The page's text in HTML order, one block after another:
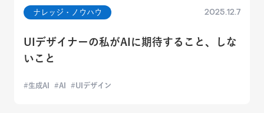
ナレッジ・ノウハウ 2025.12.7
UIデザイナーの私がAIに期待すること、しな
いこと
生成AI AI UIデザイン